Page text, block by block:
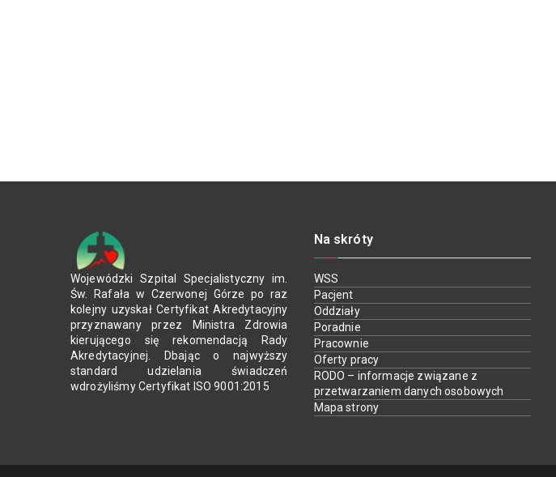
Wojewódzki Szpital Specjalistyczny im.
Św. Rafała w Czerwonej Górze po raz
kolejny uzyskał Certyfikat Akredytacyjny
przyznawany przez Ministra Zdrowia
kierującego się rekomendacją Rady
Akredytacyjnej. Dbając o najwyższy
standard udzielania świadczeń
wdrożyliśmy Certyfikat ISO 9001:2015
Na skróty
WSS
Pacjent
Oddziały
Poradnie
Pracownie
Oferty pracy
RODO – informacje związane z
przetwarzaniem danych osobowych
Mapa strony